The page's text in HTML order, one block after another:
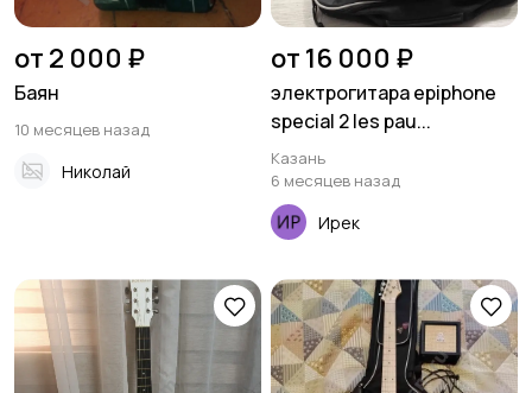
от 2 000 ₽
Баян
10 месяцев назад
Николай
от 16 000 ₽
электрогитара epiphone
special 2 les pau...
Казань
6 месяцев назад
Ирек